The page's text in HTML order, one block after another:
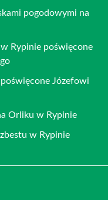
pogodowymi na
Rypinie poświęcone
Józefowi
Orliku w Rypinie
w Rypinie